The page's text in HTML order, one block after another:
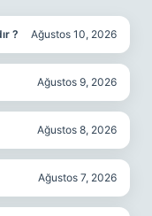
? Ağustos 10, 2026
Ağustos 9, 2026
Ağustos 8, 2026
Ağustos 7, 2026